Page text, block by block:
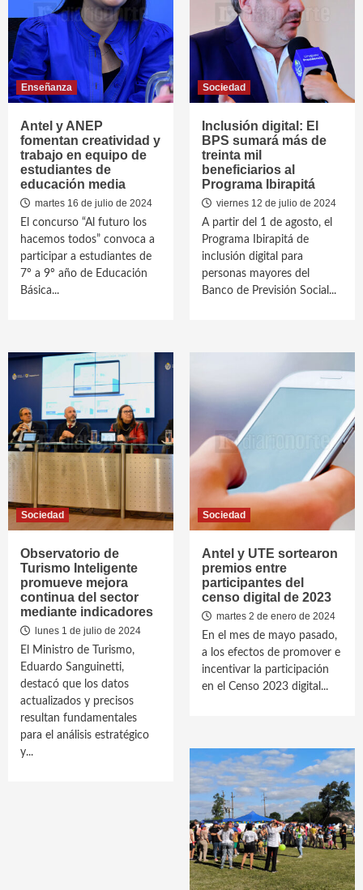
Enseñanza
Antel y ANEP
fomentan creatividad y
trabajo en equipo de
estudiantes de
educación media
martes 16 de julio de 2024
El concurso “Al futuro los
hacemos todos” convoca a
participar a estudiantes de
7º a 9º año de Educación
Básica...
Sociedad
Inclusión digital: El
BPS sumará más de
treinta mil
beneficiarios al
Programa Ibirapitá
viernes 12 de julio de 2024
A partir del 1 de agosto, el
Programa Ibirapitá de
inclusión digital para
personas mayores del
Banco de Previsión Social...
Sociedad
Observatorio de
Turismo Inteligente
promueve mejora
continua del sector
mediante indicadores
lunes 1 de julio de 2024
El Ministro de Turismo,
Eduardo Sanguinetti,
destacó que los datos
actualizados y precisos
resultan fundamentales
para el análisis estratégico
y...
Sociedad
Antel y UTE sortearon
premios entre
participantes del
censo digital de 2023
martes 2 de enero de 2024
En el mes de mayo pasado,
a los efectos de promover e
incentivar la participación
en el Censo 2023 digital...